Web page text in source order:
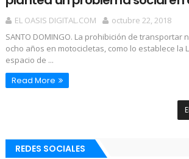
EL OASIS DIGITAL.COM
octubre 22, 2018
SANTO DOMINGO. La prohibición de transportar
ocho años en motocicletas, como lo establece la
espacio de ...
Read More
REDES SOCIALES